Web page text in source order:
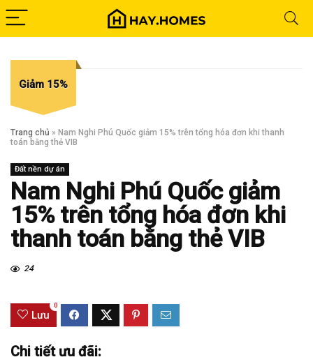
Giảm 15%
Trang chủ » Nam Nghi Phú Quốc giảm 15% trên tổng hóa đơn khi thanh
toán bằng thẻ VIB
Đất nền dự án
Nam Nghi Phú Quốc giảm
15% trên tổng hóa đơn khi
thanh toán bằng thẻ VIB
24
Lưu
0
Chi tiết ưu đãi: